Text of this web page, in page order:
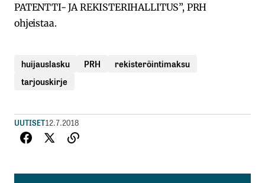
PATENTTI- JA REKISTERIHALLITUS”, PRH
ohjeistaa.
huijauslasku PRH
rekisteröintimaksu
tarjouskirje
UUTISET12.7.2018